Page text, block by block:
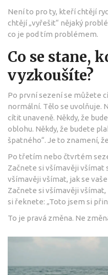
Není to pro ty, kteří chtějí
chtějí „vyřešit“ nějaký
co je pod tím problémem.
Co se stane,
vyzkoušíte?
Po první sezení se můžete
normální. Tělo se uvolňuje.
cítit unaveně. Někdy, že
oblohu. Někdy, že budete
špatného“. Je to znamení,
Po třetím nebo čtvrtém
Začnete si všímavěji všímat
všímavěji všímat, jak se
Začnete si všímavěji všímat,
si řeknete: „Toto jsem si
To je pravá změna. Ne